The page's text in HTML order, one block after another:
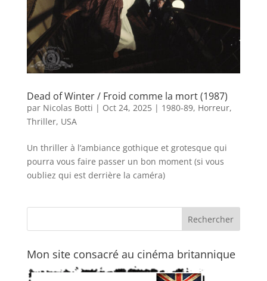
Dead of Winter / Froid comme la mort (1987)
par Nicolas Botti | Oct 24, 2025| 1980-89, Horreur,
Thriller, USA
Un thriller à l’ambiance gothique et grotesque qui
pourra vous faire passer un bon moment (si vous
oubliez qui est derrière la caméra)
Mon site consacré au cinéma britannique